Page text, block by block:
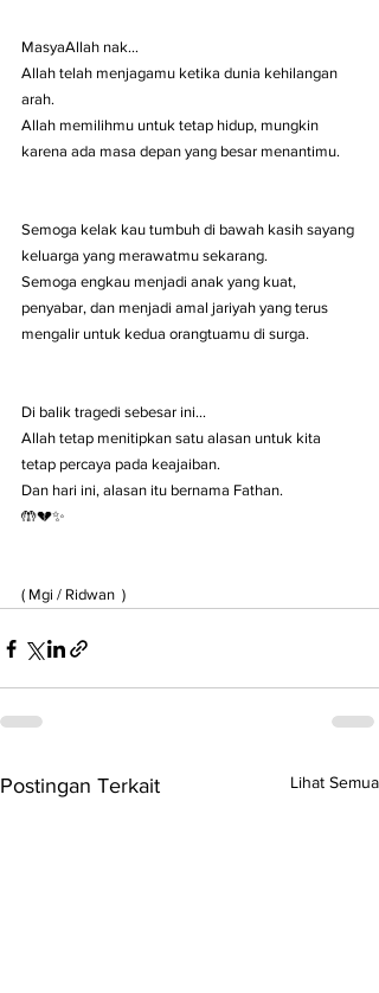
MasyaAllah nak…
Allah telah menjagamu ketika dunia kehilangan
arah.
Allah memilihmu untuk tetap hidup, mungkin
karena ada masa depan yang besar menantimu.
Semoga kelak kau tumbuh di bawah kasih sayang
keluarga yang merawatmu sekarang.
Semoga engkau menjadi anak yang kuat,
penyabar, dan menjadi amal jariyah yang terus
mengalir untuk kedua orangtuamu di surga.
Di balik tragedi sebesar ini…
Allah tetap menitipkan satu alasan untuk kita
tetap percaya pada keajaiban.
Dan hari ini, alasan itu bernama Fathan.
🤲💔✨
( Mgi / Ridwan  )
Postingan Terkait Lihat Semua